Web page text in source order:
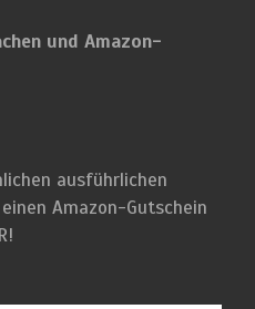
und Amazon-
ausführlichen
Amazon-Gutschein